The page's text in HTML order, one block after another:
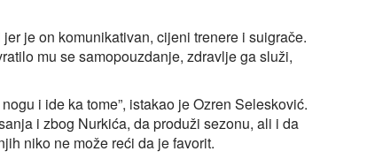
je on komunikativan, cijeni trenere i suigrače.
mu se samopouzdanje, zdravlje ga služi,
i ide ka tome”, istakao je Ozren Selesković.
i zbog Nurkića, da produži sezonu, ali i da
niko ne može reći da je favorit.